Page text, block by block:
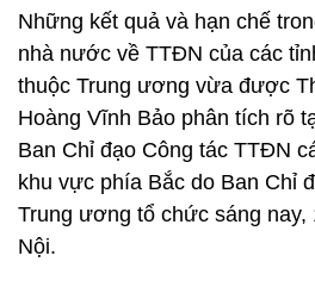
Những kết quả và hạn chế
nhà nước về TTĐN của các
thuộc Trung ương vừa được
Hoàng Vĩnh Bảo phân tích rõ
Ban Chỉ đạo Công tác TTĐN
khu vực phía Bắc do Ban Chỉ
Trung ương tổ chức sáng nay,
Nội.